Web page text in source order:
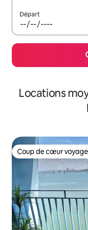
Départ
Locations
Coup de cœur
Coup de cœur